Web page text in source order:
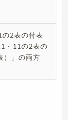
の2表の付表
・11の2表の
）」の両方